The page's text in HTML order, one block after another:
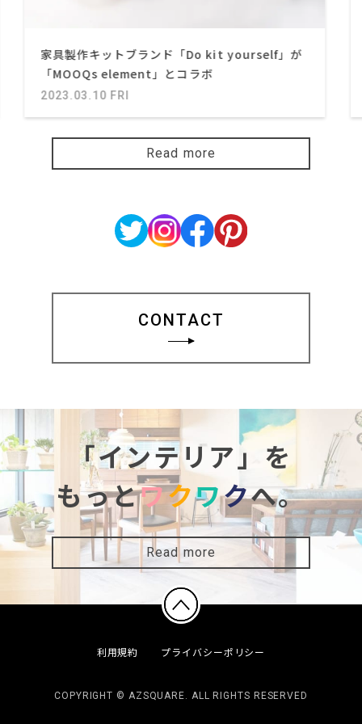
家具製作キットブランド「Do kit yourself」が
「MOOQs element」とコラボ
2023.03.10 FRI
Read more
CONTACT
「インテリア」を
もっとワクワクへ。
Read more
利用規約 プライバシーポリシー
COPYRIGHT © AZSQUARE. ALL RIGHTS RESERVED